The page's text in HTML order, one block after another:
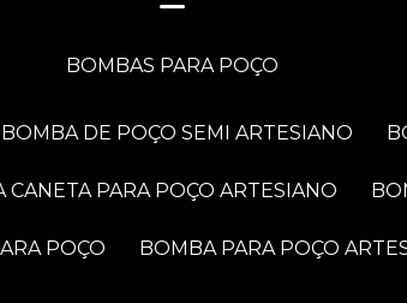
BOMBAS PARA POÇO
BOMBA DE POÇO SEMI ARTESIANO
CANETA PARA POÇO ARTESIANO
POÇO BOMBA PARA POÇO